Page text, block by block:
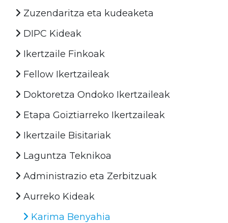
Zuzendaritza eta kudeaketa
DIPC Kideak
Ikertzaile Finkoak
Fellow Ikertzaileak
Doktoretza Ondoko Ikertzaileak
Etapa Goiztiarreko Ikertzaileak
Ikertzaile Bisitariak
Laguntza Teknikoa
Administrazio eta Zerbitzuak
Aurreko Kideak
Karima Benyahia